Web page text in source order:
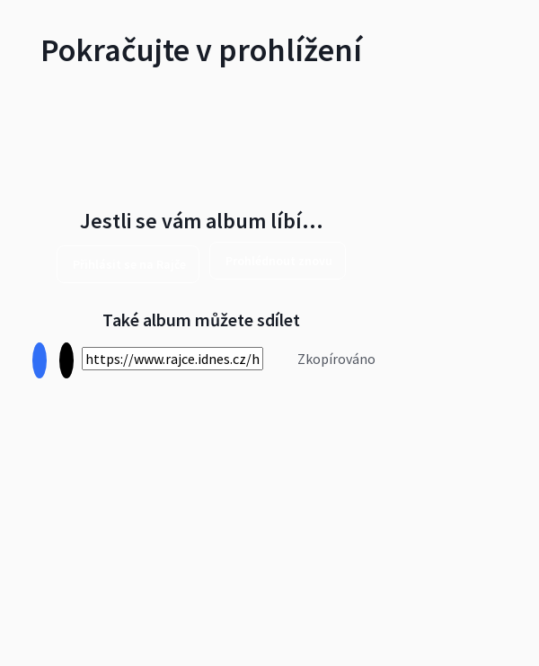
Pokračujte v prohlížení
Jestli se vám album líbí…
Také album můžete sdílet
Zkopírováno